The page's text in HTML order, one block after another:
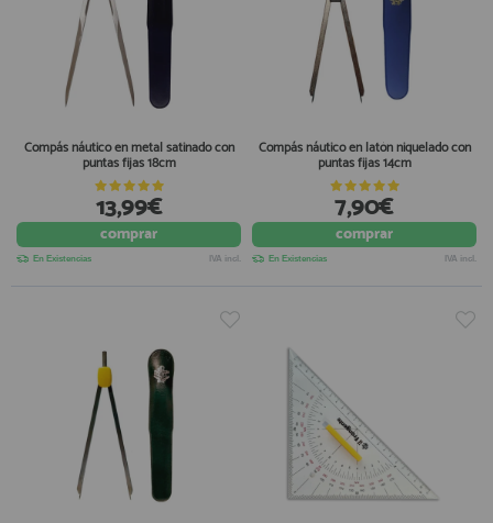
Compás náutico en metal satinado con
puntas fijas 18cm
13,99€
comprar
En Existencias IVA incl.
Compás náutico en latón niquelado con
puntas fijas 14cm
7,90€
comprar
En Existencias IVA incl.